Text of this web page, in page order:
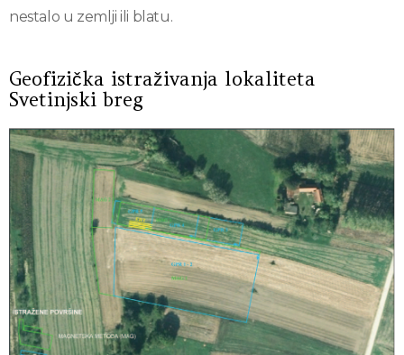
nestalo u zemlji ili blatu.
Geofizička istraživanja lokaliteta
Svetinjski breg